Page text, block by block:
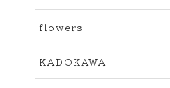
flowers
KADOKAWA